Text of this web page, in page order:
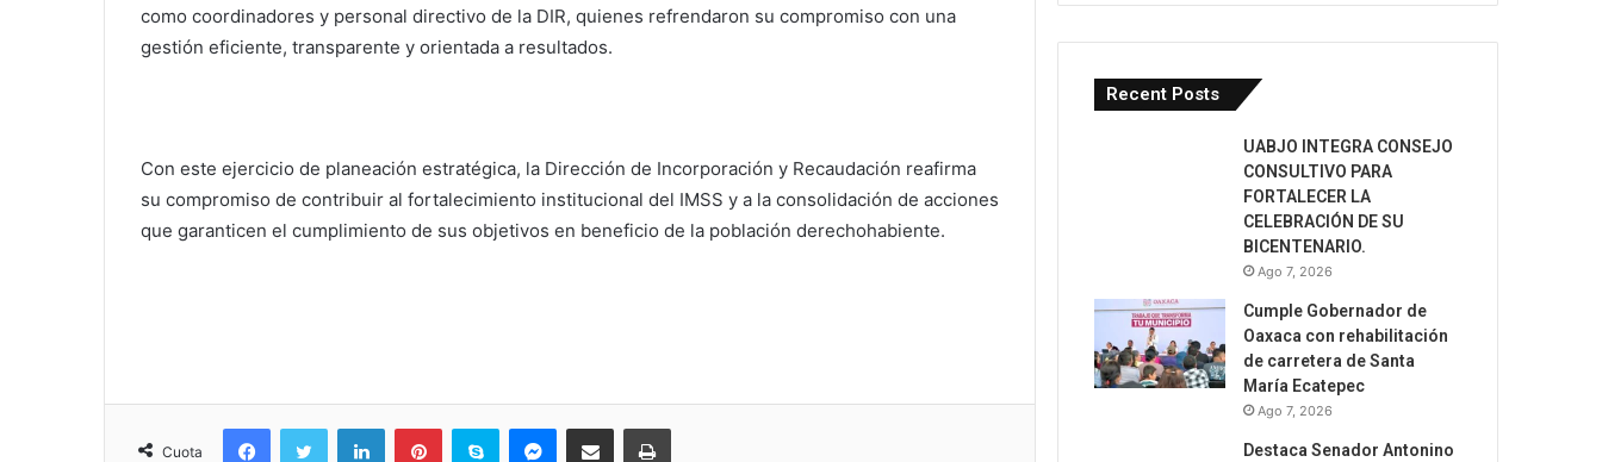
como coordinadores y personal directivo de la DIR, quienes refrendaron su compromiso con una
gestión eficiente, transparente y orientada a resultados.
Con este ejercicio de planeación estratégica, la Dirección de Incorporación y Recaudación reafirma
su compromiso de contribuir al fortalecimiento institucional del IMSS y a la consolidación de acciones
que garanticen el cumplimiento de sus objetivos en beneficio de la población derechohabiente.
Cuota
FacebookTwitter LinkedInPinterestSkype MessengerCompartir via correo electrónicoImpresión
Recent Posts
UABJO INTEGRA CONSEJO
CONSULTIVO PARA
FORTALECER LA
CELEBRACIÓN DE SU
BICENTENARIO.
Ago 7, 2026
Cumple Gobernador de
Oaxaca con rehabilitación
de carretera de Santa
María Ecatepec
Ago 7, 2026
Destaca Senador Antonino